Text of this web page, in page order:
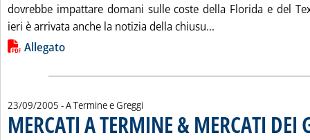
dovrebbe impattare domani sulle coste della Florida e del
ieri è arrivata anche la notizia della chiusu...
Lista allegati PDF alla notizia
Allegato
23/09/2005 - A Termine e Greggi
MERCATI A TERMINE & MERCATI DEI